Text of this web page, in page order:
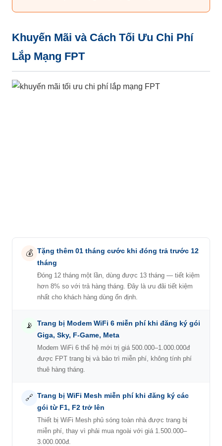
Khuyến Mãi và Cách Tối Ưu Chi Phí
Lắp Mạng FPT
💰 Tặng thêm 01 tháng cước khi đóng trả trước 12
tháng
Đóng 12 tháng một lần, dùng được 13 tháng — tiết kiệm
hơn 8% so với trả hàng tháng. Đây là ưu đãi tiết kiệm
nhất cho khách hàng dùng ổn định.
📡
Trang bị Modem WiFi 6 miễn phí khi đăng ký gói
Giga, Sky, F-Game, Meta
Modem WiFi 6 thế hệ mới trị giá 500.000–1.000.000đ
được FPT trang bị và bảo trì miễn phí, không tính phí
thuê hàng tháng.
🔗 Trang bị WiFi Mesh miễn phí khi đăng ký các
gói từ F1, F2 trở lên
Thiết bị WiFi Mesh phủ sóng toàn nhà được trang bị
miễn phí, thay vì phải mua ngoài với giá 1.500.000–
3.000.000đ.